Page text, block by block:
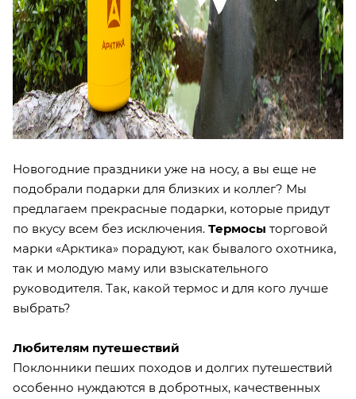
Новогодние праздники уже на носу, а вы еще не
подобрали подарки для близких и коллег? Мы
предлагаем прекрасные подарки, которые придут
по вкусу всем без исключения. Термосы торговой
марки «Арктика» порадуют, как бывалого охотника,
так и молодую маму или взыскательного
руководителя. Так, какой термос и для кого лучше
выбрать?
Любителям путешествий
Поклонники пеших походов и долгих путешествий
особенно нуждаются в добротных, качественных